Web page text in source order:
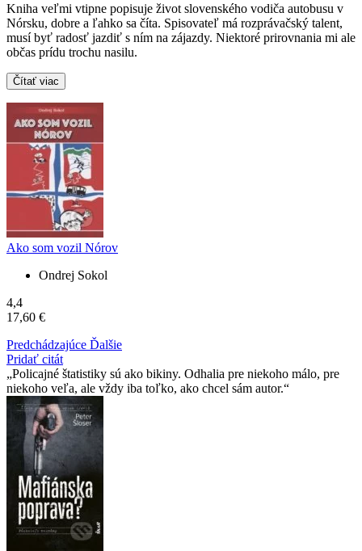
Kniha veľmi vtipne popisuje život slovenského vodiča autobusu v
Nórsku, dobre a ľahko sa číta. Spisovateľ má rozprávačský talent,
musí byť radosť jazdiť s ním na zájazdy. Niektoré prirovnania mi ale
občas prídu trochu nasilu.
Čítať viac
Ako som vozil Nórov
Ondrej Sokol
4,4
17,60 €
Predchádzajúce Ďalšie
Pridať citát
Policajné štatistiky sú ako bikiny. Odhalia pre niekoho málo, pre
niekoho veľa, ale vždy iba toľko, ako chcel sám autor.